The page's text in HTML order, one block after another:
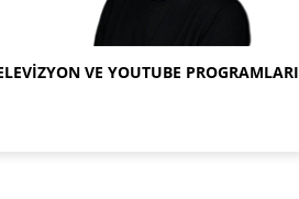
VE YOUTUBE PROGRAMLARI